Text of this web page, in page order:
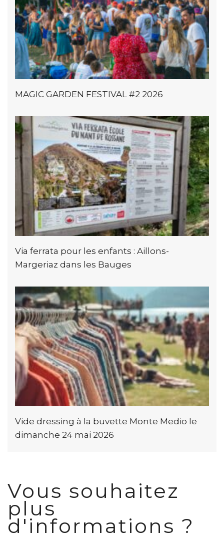
MAGIC GARDEN FESTIVAL #2 2026
Via ferrata pour les enfants : Aillons-
Margeriaz dans les Bauges
Vide dressing à la buvette Monte Medio le
dimanche 24 mai 2026
Vous souhaitez
plus
d'informations ?